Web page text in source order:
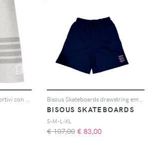
BISOUS SKATEBOARDS
S-M-L-XL
€ 107,00 € 83,00